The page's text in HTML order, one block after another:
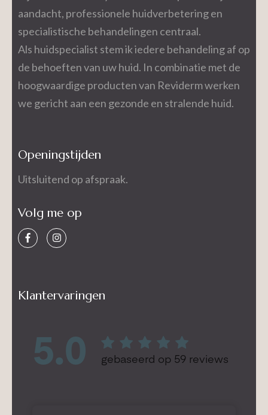
aandacht, professionele huidverbetering en
specialistische behandelingen centraal.
Als huidspecialist stem ik iedere behandeling af op
de behoeften van uw huid. In combinatie met de
hoogwaardige producten van Reviderm werken
we gericht aan een gezonde en stralende huid.
Openingstijden
Uitsluitend op afspraak.
Volg me op
Klantervaringen